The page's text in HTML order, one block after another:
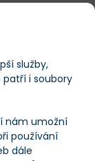
služby,
i soubory
nám umožní
používání
dále
– přechodné